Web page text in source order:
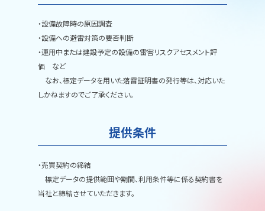
・設備故障時の原因調査
・設備への避雷対策の要否判断
・運用中または建設予定の設備の雷害リスクアセスメント評
価 など
なお、標定データを用いた落雷証明書の発行等は、対応いた
しかねますのでご了承ください。
提供条件
・売買契約の締結
標定データの提供範囲や期間、利用条件等に係る契約書を
当社と締結させていただきます。